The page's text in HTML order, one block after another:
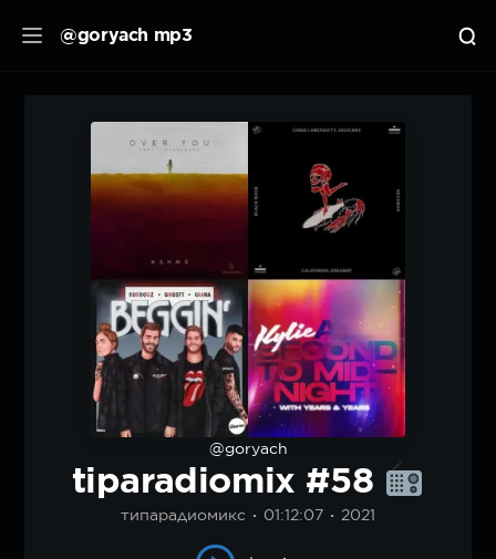
@goryach mp3
@goryach
tiparadiomix #58
типарадиомикс 01:12:07 2021